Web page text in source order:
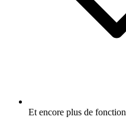
Et encore plus de